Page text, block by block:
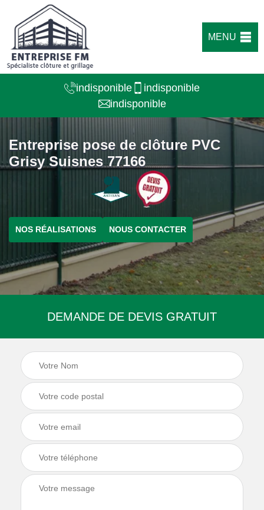
MENU
indisponible
indisponible
indisponible
Entreprise pose de clôture PVC
Grisy Suisnes 77166
NOS RÉALISATIONS NOUS CONTACTER
DEMANDE DE DEVIS GRATUIT